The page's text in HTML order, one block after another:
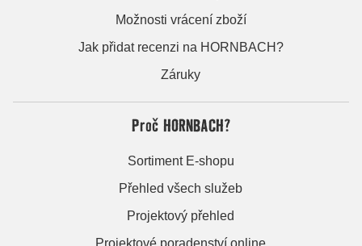
Možnosti vrácení zboží
Jak přidat recenzi na HORNBACH?
Záruky
Proč HORNBACH?
Sortiment E-shopu
Přehled všech služeb
Projektový přehled
Projektové poradenství online